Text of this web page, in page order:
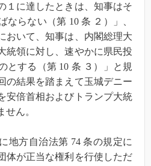
１に達したときは、知事はそ
ならない（第 10 条 ２）」、
おいて、知事は、内閣総理大
統領に対し、速やかに県民投
とする（第 10 条 ３）」と規
の結果を踏まえて玉城デニー
安倍首相およびトランプ大統
ん。
地方自治法第 74 条の規定に
体が正当な権利を行使しただ